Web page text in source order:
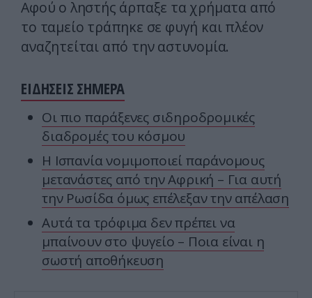
Αφού ο ληστής άρπαξε τα χρήματα από
το ταμείο τράπηκε σε φυγή και πλέον
αναζητείται από την αστυνομία.
ΕΙΔΗΣΕΙΣ ΣΗΜΕΡΑ
Οι πιο παράξενες σιδηροδρομικές
διαδρομές του κόσμου
Η Ισπανία νομιμοποιεί παράνομους
μετανάστες από την Αφρική – Για αυτή
την Ρωσίδα όμως επέλεξαν την απέλαση
Αυτά τα τρόφιμα δεν πρέπει να
μπαίνουν στο ψυγείο – Ποια είναι η
σωστή αποθήκευση